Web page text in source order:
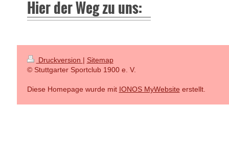
Hier der Weg zu uns:
Druckversion | Sitemap
© Stuttgarter Sportclub 1900 e. V.
Diese Homepage wurde mit IONOS MyWebsite erstellt.